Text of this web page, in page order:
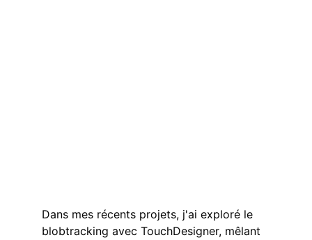
Dans mes récents projets, j'ai exploré le
blobtracking avec TouchDesigner, mêlant